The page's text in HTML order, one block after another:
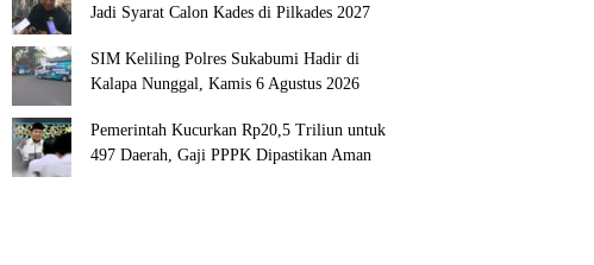
Jadi Syarat Calon Kades di Pilkades 2027
SIM Keliling Polres Sukabumi Hadir di
Kalapa Nunggal, Kamis 6 Agustus 2026
Pemerintah Kucurkan Rp20,5 Triliun untuk
497 Daerah, Gaji PPPK Dipastikan Aman